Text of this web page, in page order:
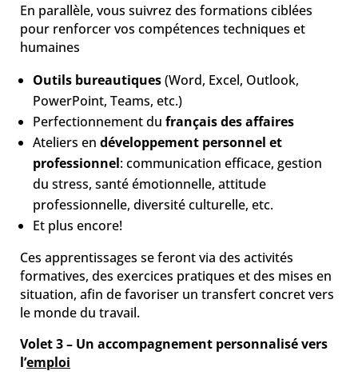
En parallèle, vous suivrez des formations ciblées
pour renforcer vos compétences techniques et
humaines
Outils bureautiques(Word, Excel, Outlook,
PowerPoint, Teams, etc.)
Perfectionnement du français des affaires
Ateliers en développement personnel et
professionnel: communication efficace, gestion
du stress, santé émotionnelle, attitude
professionnelle, diversité culturelle, etc.
Et plus encore!
Ces apprentissages se feront via des activités
formatives, des exercices pratiques et des mises en
situation, afin de favoriser un transfert concret vers
le monde du travail.
Volet 3 – Un accompagnement personnalisé vers
l’emploi